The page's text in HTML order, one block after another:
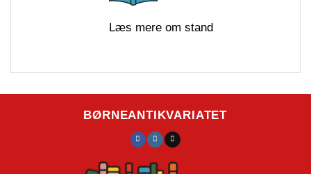
Læs mere om stand
BØRNEANTIKVARIATET